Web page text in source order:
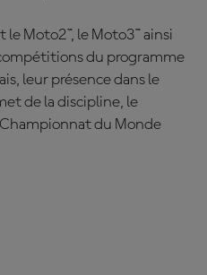
Moto2™, le Moto3™ ainsi
du programme
leur présence dans le
de la discipline, le
Championnat du Monde